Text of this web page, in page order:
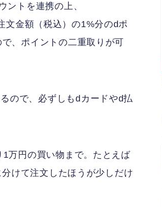
ントを連携の上、
文金額（税込）の1%分のdポ
、ポイントの二重取りが可
ので、必ずしもdカードやd払
万円の買い物まで。たとえば
けて注文したほうが少しだけ